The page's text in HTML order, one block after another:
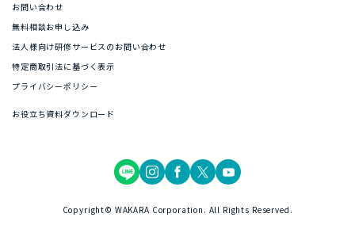
お問い合わせ
無料相談お申し込み
法人様向け研修サービスのお問い合わせ
特定商取引法に基づく表示
プライバシーポリシー
お役立ち資料ダウンロード
Copyright© WAKARA Corporation. All Rights Reserved.